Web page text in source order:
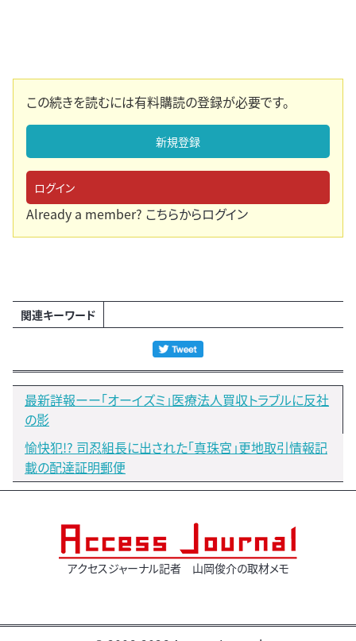
この続きを読むには有料購読の登録が必要です。
新規登録
ログイン
Already a member? こちらからログイン
関連キーワード
最新詳報ーー「オーイズミ」医療法人買収トラブルに反社
の影
愉快犯!? 司忍組長に出された「真珠宮」更地取引情報記
載の配達証明郵便
アクセスジャーナル記者 山岡俊介の取材メモ